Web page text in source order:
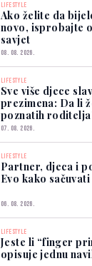
LIFESTYLE
Ako želite da
novo, isprobajte
savjet
08. 08. 2026.
LIFESTYLE
Sve više djece
prezimena: Da li
poznatih
07. 08. 2026.
LIFESTYLE
Partner, djeca i
Evo kako
06. 08. 2026.
LIFESTYLE
Jeste li “finger
opisuje jednu